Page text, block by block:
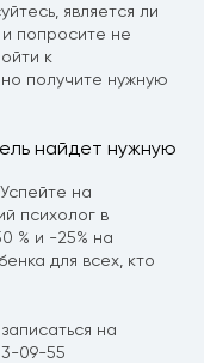
является ли
попросите не
к
получите нужную
найдет нужную
на
психолог в
% и -25% на
для всех, кто
на
09-55